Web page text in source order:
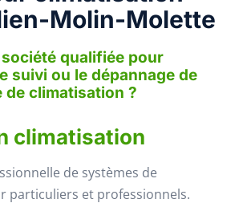
Molin-Molette
société qualifiée pour
suivi ou le dépannage de
de climatisation ?
climatisation
de systèmes de
particuliers et professionnels.